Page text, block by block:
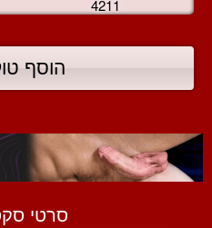
4211
הוסף
סרטי